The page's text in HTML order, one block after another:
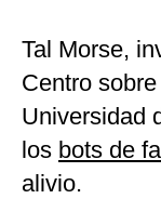
Tal Morse,
Centro
Universidad
los bots de
alivio.